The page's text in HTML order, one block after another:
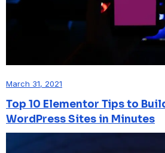
March 31, 2021
Top 10 Elementor Tips to
WordPress Sites in Minutes